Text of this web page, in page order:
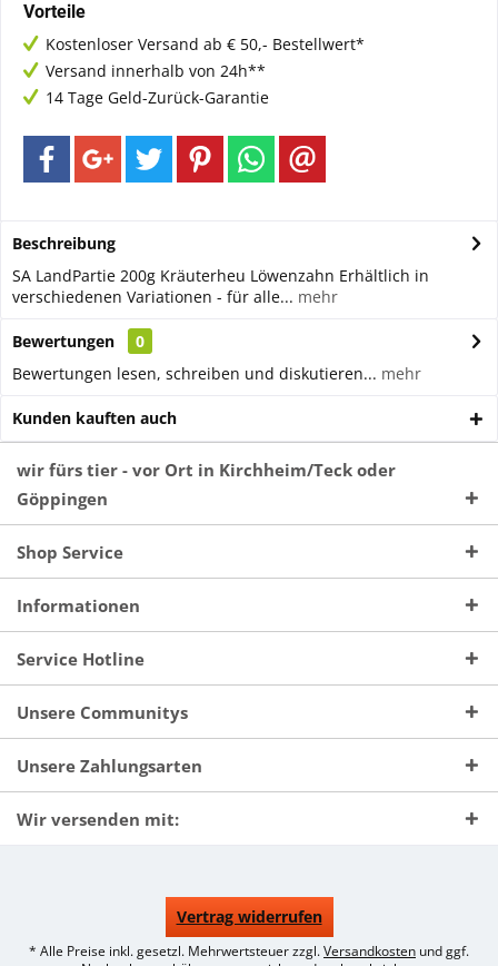
Vorteile
Kostenloser Versand ab € 50,- Bestellwert*
Versand innerhalb von 24h**
14 Tage Geld-Zurück-Garantie
Beschreibung
SA LandPartie 200g Kräuterheu Löwenzahn Erhältlich in
verschiedenen Variationen - für alle... mehr
Bewertungen
0
Bewertungen lesen, schreiben und diskutieren... mehr
Kunden kauften auch
wir fürs tier - vor Ort in Kirchheim/Teck oder
Göppingen
Shop Service
Informationen
Service Hotline
Unsere Communitys
Unsere Zahlungsarten
Wir versenden mit:
Vertrag widerrufen
* Alle Preise inkl. gesetzl. Mehrwertsteuer zzgl.Versandkosten und ggf.